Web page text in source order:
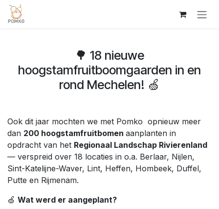
Overslaan naar inhoud
🌳 18 nieuwe
hoogstamfruitboomgaarden in en
rond Mechelen! 🍏
Ook dit jaar mochten we met Pomko opnieuw meer
dan 200 hoogstamfruitbomen aanplanten in
opdracht van het Regionaal Landschap Rivierenland
— verspreid over 18 locaties in o.a. Berlaar, Nijlen,
Sint-Katelijne-Waver, Lint, Heffen, Hombeek, Duffel,
Putte en Rijmenam.
🍏 Wat werd er aangeplant?